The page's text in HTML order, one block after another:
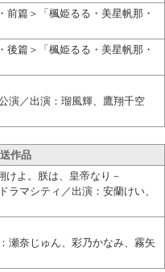
前篇＞「楓姫るる・美星帆那・
後篇＞「楓姫るる・美星帆那・
演／出演：瑠風輝、鷹翔千空
作品
けよ。朕は、皇帝なり－
ラマシティ／出演：安蘭けい、
瀬奈じゅん、彩乃かなみ、霧矢